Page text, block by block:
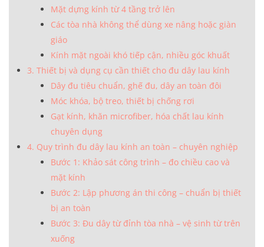
Mặt dựng kính từ 4 tầng trở lên
Các tòa nhà không thể dùng xe nâng hoặc giàn
giáo
Kính mặt ngoài khó tiếp cận, nhiều góc khuất
3. Thiết bị và dụng cụ cần thiết cho đu dây lau kính
Dây đu tiêu chuẩn, ghế đu, dây an toàn đôi
Móc khóa, bộ treo, thiết bị chống rơi
Gạt kính, khăn microfiber, hóa chất lau kính
chuyên dụng
4. Quy trình đu dây lau kính an toàn – chuyên nghiệp
Bước 1: Khảo sát công trình – đo chiều cao và
mặt kính
Bước 2: Lập phương án thi công – chuẩn bị thiết
bị an toàn
Bước 3: Đu dây từ đỉnh tòa nhà – vệ sinh từ trên
xuống